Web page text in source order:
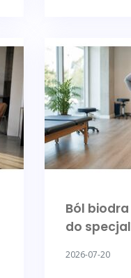
Ból
do
2026-07-20